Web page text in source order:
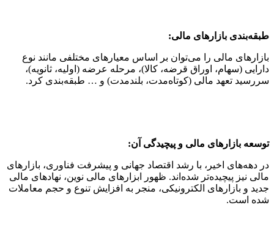
طبقه‌بندی بازارهای مالی:
بازارهای مالی را می‌توان بر اساس معیارهای مختلفی مانند نوع
دارایی (سهام، اوراق قرضه، کالا)، مرحله عرضه (اولیه، ثانویه)،
سررسید تعهد مالی (کوتاه‌مدت، بلندمدت) و … طبقه‌بندی کرد.
توسعه بازارهای مالی و پیچیدگی آن:
در دهه‌های اخیر، با رشد اقتصاد جهانی و پیشرفت فناوری، بازارهای
مالی نیز پیچیده‌تر شده‌اند. ظهور ابزارهای مالی نوین، نهادهای مالی
جدید و بازارهای الکترونیکی، منجر به افزایش تنوع و حجم معاملات
شده است.